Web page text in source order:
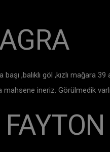
,balıklı göl ,kızlı mağara
mahsene ineriz. Görülmedik